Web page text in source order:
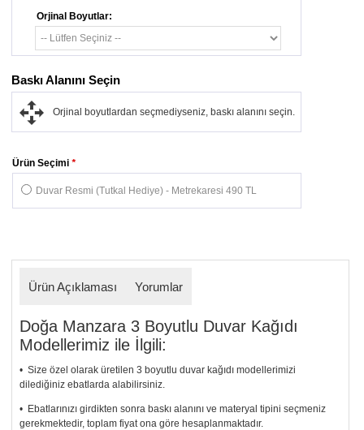
Orjinal Boyutlar:
*
Ürün Seçimi
Duvar Resmi (Tutkal Hediye) - Metrekaresi 490 TL
Baskı Alanını Seçin
Orjinal boyutlardan seçmediyseniz, baskı alanını seçin.
Ürün Açıklaması Yorumlar
Doğa Manzara 3 Boyutlu Duvar Kağıdı
Modellerimiz ile İlgili:
• Size özel olarak üretilen 3 boyutlu duvar kağıdı modellerimizi
dilediğiniz ebatlarda alabilirsiniz.
• Ebatlarınızı girdikten sonra baskı alanını ve materyal tipini seçmeniz
gerekmektedir, toplam fiyat ona göre hesaplanmaktadır.